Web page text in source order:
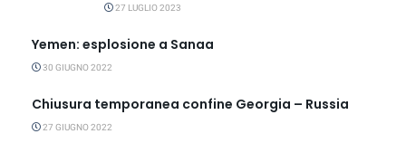
27 LUGLIO 2023
Yemen: esplosione a Sanaa
30 GIUGNO 2022
Chiusura temporanea confine Georgia – Russia
27 GIUGNO 2022